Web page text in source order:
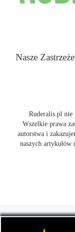
Nasze
Ruderalis.pl nie
Wszelkie prawa
autorstwa i
naszych artykułów